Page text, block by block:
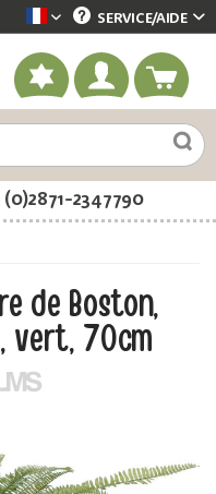
Dekotopia französisch
SERVICE/AIDE
(0)2871-2347790
de Boston,
vert, 70cm